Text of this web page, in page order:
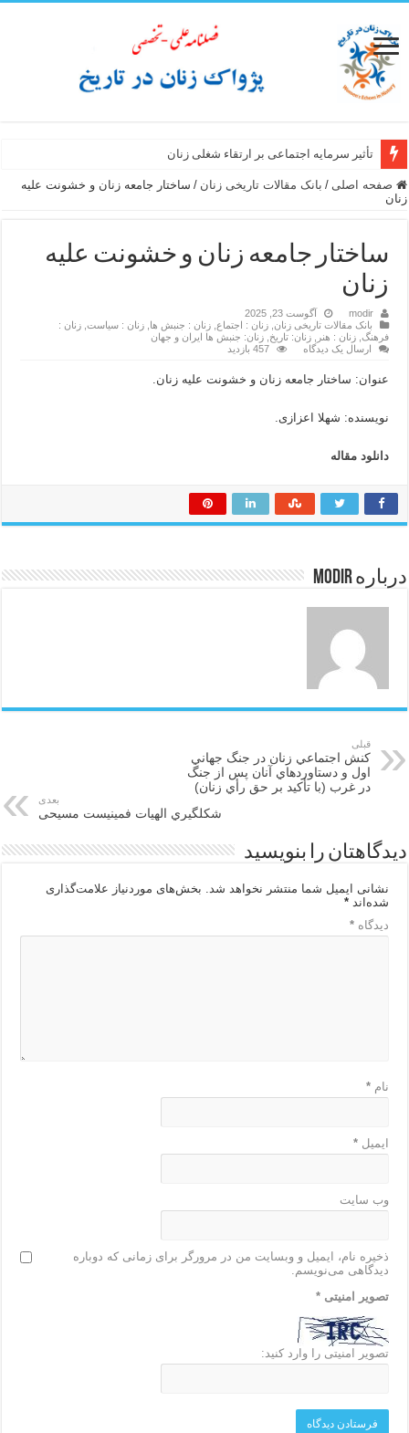
تأثیر سرمایه اجتماعی بر ارتقاء شغلی زنان
صفحه اصلی / بانک مقالات تاریخی زنان / ساختار جامعه زنان و خشونت علیه
زنان
ساختار جامعه زنان و خشونت علیه
زنان
modir
آگوست 23, 2025
بانک مقالات تاریخی زنان ,زنان : اجتماع ,زنان : جنبش ها ,زنان : سیاست ,زنان :
فرهنگ ,زنان : هنر ,زنان: تاریخ ,زنان: جنبش ها ایران و جهان
ارسال یک دیدگاه
457 بازدید
عنوان: ساختار جامعه زنان و خشونت علیه زنان.
نویسنده: شهلا اعزازی.
دانلود مقاله
درباره modir
قبلی
كنش اجتماعي زنان در جنگ جهاني
اول و دستاوردهاي آنان پس از جنگ
در غرب (با تأكيد بر حق رأي زنان)
بعدی
شکلگیري الهیات فمینیست مسیحی
دیدگاهتان را بنویسید
نشانی ایمیل شما منتشر نخواهد شد.
بخش‌های موردنیاز علامت‌گذاری
شده‌اند*
دیدگاه*
نام*
ایمیل*
وب‌ سایت
ذخیره نام، ایمیل و وبسایت من در مرورگر برای زمانی که دوباره
دیدگاهی می‌نویسم.
تصویر امنیتی*
تصویر امنیتی را وارد کنید: